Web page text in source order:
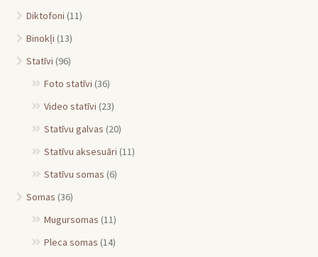
Diktofoni (11)
Binokļi (13)
Statīvi (96)
Foto statīvi (36)
Video statīvi (23)
Statīvu galvas (20)
Statīvu aksesuāri (11)
Statīvu somas (6)
Somas (36)
Mugursomas (11)
Pleca somas (14)